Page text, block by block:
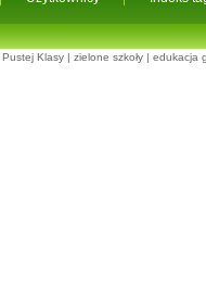
Pustej Klasy | zielone szkoły | edukacja